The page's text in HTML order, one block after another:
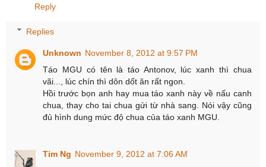
Reply
Replies
Unknown November 8, 2012 at 9:57 PM
Táo MGU có tên là táo Antonov, lúc xanh thì chua
vãi..., lúc chín thì dôn dốt ăn rất ngon.
Hồi trước bọn anh hay mua táo xanh này về nấu canh
chua, thay cho tai chua gửi từ nhà sang. Nói vậy cũng
đủ hình dung mức độ chua của táo xanh MGU.
Tim Ng November 9, 2012 at 7:06 AM